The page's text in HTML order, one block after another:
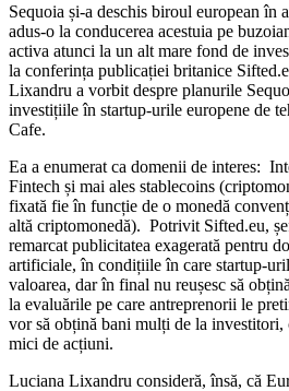
Sequoia și-a deschis biroul european în
adus-o la conducerea acestuia pe
activa atunci la un alt mare fond de
la conferința publicației britanice
Lixandru a vorbit despre planurile
investițiile în startup-urile europene de
Cafe.
Ea a enumerat ca domenii de interes:
Fintech și mai ales stablecoins
fixată fie în funcție de o monedă
altă criptomonedă). Potrivit Sifted.eu,
remarcat publicitatea exagerată pentru
artificiale, în condițiile în care startup-
valoarea, dar în final nu reușesc să
la evaluările pe care antreprenorii le
vor să obțină bani mulți de la investitori,
mici de acțiuni.
Luciana Lixandru consideră, însă, că